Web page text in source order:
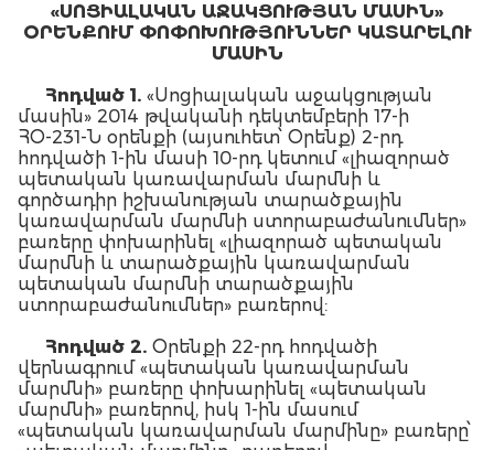
«ՍՈՑԻԱԼԱԿԱՆ ԱՋԱԿՑՈՒԹՅԱՆ ՄԱՍԻՆ»
ՕՐԵՆՔՈՒՄ ՓՈՓՈԽՈՒԹՅՈՒՆՆԵՐ ԿԱՏԱՐԵԼՈՒ
ՄԱՍԻՆ
Հոդված 1. «Սոցիալական աջակցության
մասին» 2014 թվականի դեկտեմբերի 17-ի
ՀՕ-231-Ն օրենքի (այսուհետ՝ Օրենք) 2-րդ
հոդվածի 1-ին մասի 10-րդ կետում «լիազորած
պետական կառավարման մարմնի և
գործադիր իշխանության տարածքային
կառավարման մարմնի ստորաբաժանումներ»
բառերը փոխարինել «լիազորած պետական
մարմնի և տարածքային կառավարման
պետական մարմնի տարածքային
ստորաբաժանումներ» բառերով:
Հոդված 2. Օրենքի 22-րդ հոդվածի
վերնագրում «պետական կառավարման
մարմնի» բառերը փոխարինել «պետական
մարմնի» բառերով, իսկ 1-ին մասում
«պետական կառավարման մարմինը» բառերը՝